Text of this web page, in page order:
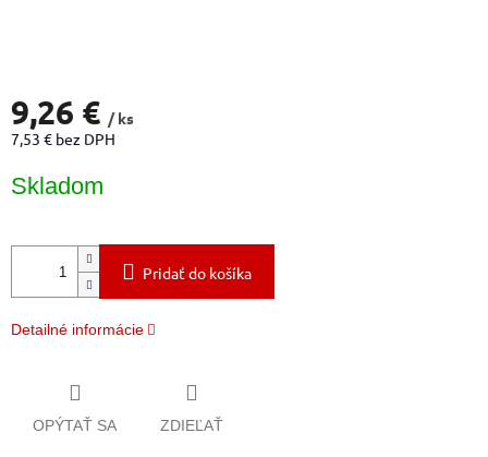
9,26 € / ks
7,53 € bez DPH
cena:
Skladom
Pridať do košíka
Detailné informácie
OPÝTAŤ SA ZDIEĽAŤ